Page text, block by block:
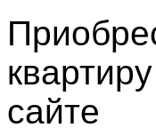
сайте